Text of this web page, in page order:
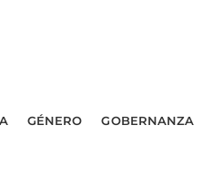
GÉNERO GOBERNANZA